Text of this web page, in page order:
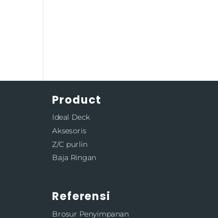
Product
Ideal Deck
Aksesoris
Z/C purlin
Baja Ringan
Referensi
Brosur Penyimpanan